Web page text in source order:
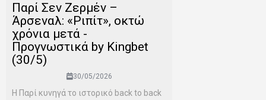
Παρί Σεν Ζερμέν –
Άρσεναλ: «Ριπίτ», οκτώ
χρόνια μετά -
Προγνωστικά by Kingbet
(30/5)
30/05/2026
Η Παρί κυνηγά το ιστορικό back to back